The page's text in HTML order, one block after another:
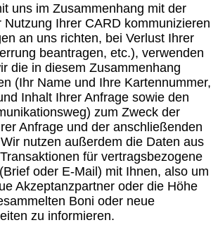
uns im Zusammenhang mit der
Nutzung Ihrer CARD kommunizieren
an uns richten, bei Verlust Ihrer
beantragen, etc.), verwenden
die in diesem Zusammenhang
(Ihr Name und Ihre Kartennummer,
Inhalt Ihrer Anfrage sowie den
zum Zweck der
Anfrage und der anschließenden
nutzen außerdem die Daten aus
für vertragsbezogene
oder E-Mail) mit Ihnen, also um
Akzeptanzpartner oder die Höhe
Boni oder neue
zu informieren.